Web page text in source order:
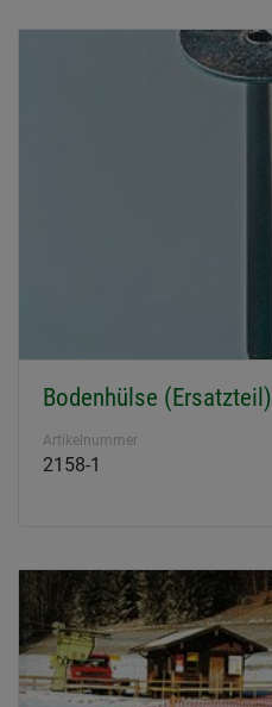
Bodenhülse (Ersatzteil)
Artikelnummer
2158-1